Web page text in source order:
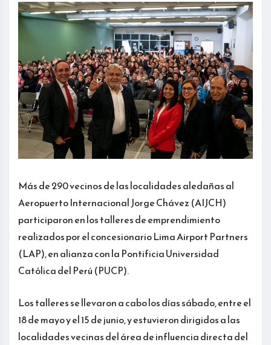
Más de 290 vecinos de las localidades aledañas al
Aeropuerto Internacional Jorge Chávez (AIJCH)
participaron en los talleres de emprendimiento
realizados por el concesionario Lima Airport Partners
(LAP), en alianza con la Pontificia Universidad
Católica del Perú (PUCP).
Los talleres se llevaron a cabo los días sábado, entre el
18 de mayo y el 15 de junio, y estuvieron dirigidos a las
localidades vecinas del área de influencia directa del